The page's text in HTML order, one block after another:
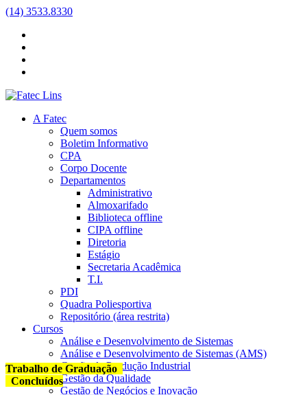
(14) 3533.8330
A Fatec
Quem somos
Boletim Informativo
CPA
Corpo Docente
Departamentos
Administrativo
Almoxarifado
Biblioteca offline
CIPA offline
Diretoria
Estágio
Secretaria Acadêmica
T.I.
PDI
Quadra Poliesportiva
Repositório (área restrita)
Cursos
Análise e Desenvolvimento de Sistemas
Análise e Desenvolvimento de Sistemas (AMS)
Gestão da Produção Industrial
Gestão da Qualidade
Gestão de Negócios e Inovação
Trabalho de Graduação
Concluídos